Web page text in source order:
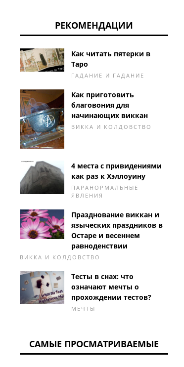
РЕКОМЕНДАЦИИ
Как читать пятерки в
Таро
ГАДАНИЕ И ГАДАНИЕ
Как приготовить
благовония для
начинающих виккан
ВИККА И КОЛДОВСТВО
4 места с привидениями
как раз к Хэллоуину
ПАРАНОРМАЛЬНЫЕ
ЯВЛЕНИЯ
Празднование виккан и
языческих праздников в
Остаре и весеннем
равноденствии
ВИККА И КОЛДОВСТВО
Тесты в снах: что
означают мечты о
прохождении тестов?
МЕЧТЫ
САМЫЕ ПРОСМАТРИВАЕМЫЕ